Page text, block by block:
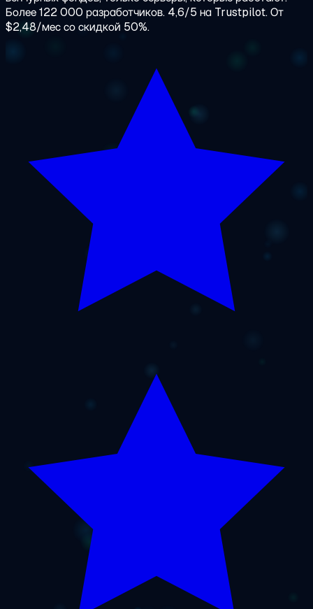
Более 122 000 разработчиков. 4,6/5 на Trustpilot. От
$2,48/мес со скидкой 50%.